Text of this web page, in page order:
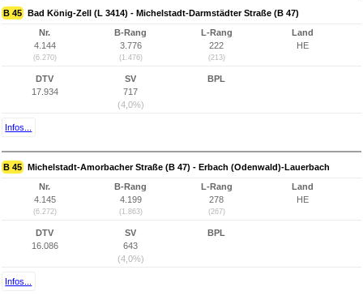
B 45 Bad König-Zell (L 3414) - Michelstadt-Darmstädter Straße (B 47)
Nr.
4.144
(6.270)
B-Rang
3.776
(1.476)
L-Rang
222
(213)
Land
HE
DTV
17.934
SV
717
(4,0%)
BPL
Infos...
B 45 Michelstadt-Amorbacher Straße (B 47) - Erbach (Odenwald)-Lauerbach
Nr.
4.145
(6.272)
B-Rang
4.199
(1.863)
L-Rang
278
(267)
Land
HE
DTV
16.086
SV
643
(4,0%)
BPL
Infos...